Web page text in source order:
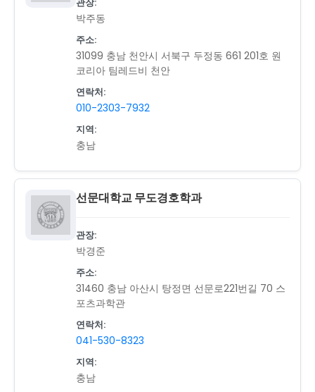
박주동
주소:
31099 충남 천안시 서북구 두정동 661 201호 원
코리아 팀레드비 천안
연락처:
010-2303-7932
지역:
충남
선문대학교 무도경호학과
관장:
박경준
주소:
31460 충남 아산시 탕정면 선문로221번길 70 스
포츠과학관
연락처:
041-530-8323
지역:
충남